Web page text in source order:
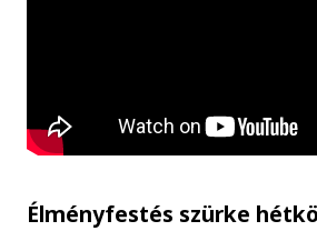
Élményfestés szürke